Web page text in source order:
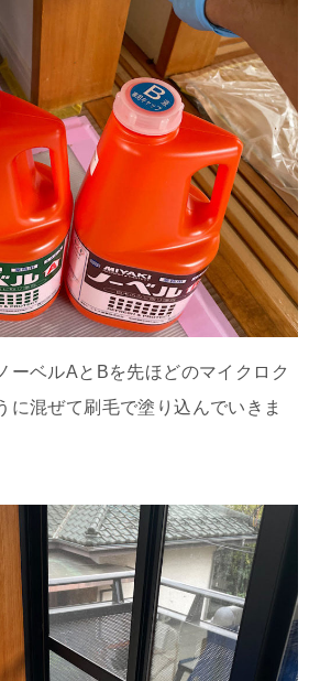
ーベルAとBを先ほどのマイクロク
に混ぜて刷毛で塗り込んでいきま